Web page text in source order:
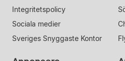
Integritetspolicy
Sociala medier
Sveriges Snyggaste Kontor